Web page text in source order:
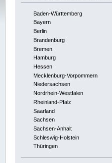
Baden-Württemberg
Bayern
Berlin
Brandenburg
Bremen
Hamburg
Hessen
Mecklenburg-Vorpommern
Niedersachsen
Nordrhein-Westfalen
Rheinland-Pfalz
Saarland
Sachsen
Sachsen-Anhalt
Schleswig-Holstein
Thüringen